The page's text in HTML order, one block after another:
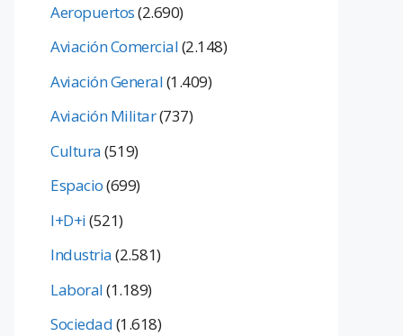
Aeropuertos(2.690)
Aviación Comercial(2.148)
Aviación General(1.409)
Aviación Militar(737)
Cultura(519)
Espacio(699)
I+D+i(521)
Industria(2.581)
Laboral(1.189)
Sociedad(1.618)